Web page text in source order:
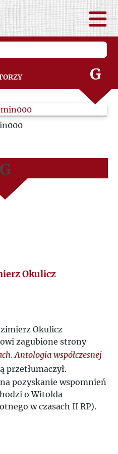
D
F
G
H
J
P
Q
R
A
B
C
G
K
Ł
Okulicz
Okulicz
zagubione strony
Antologia współczesnej
przetłumaczył.
pozyskanie wspomnień
o Witolda
w czasach II RP).